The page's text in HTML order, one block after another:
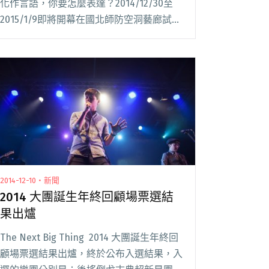
化作言語，你要怎麼表達？2014/12/30至
2015/1/9即將開幕在國北師防空洞藝廊試營
枝筆、行李、核桃齊聚 獻上島國小情歌"
2014-12-10・新聞
2014 大團誕生年終回顧場票選結
果出爐
The Next Big Thing 2014 大團誕生年終回
顧場票選結果出爐，終於公布入選結果，入